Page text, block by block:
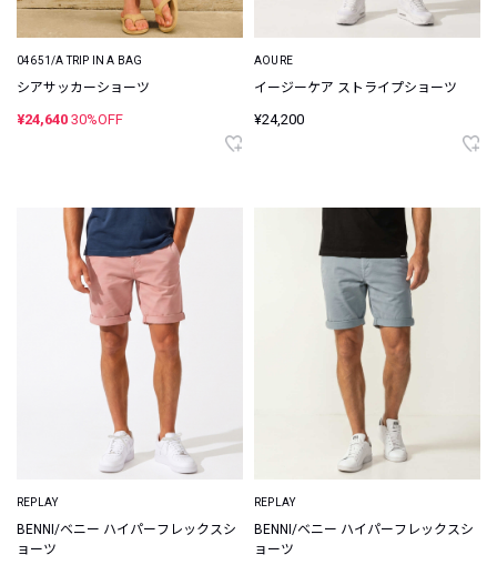
04651/A TRIP IN A BAG
シアサッカーショーツ
¥24,640 30%OFF
AOURE
イージーケア ストライプショーツ
¥24,200
REPLAY
BENNI/ベニー ハイパーフレックスシ
ョーツ
REPLAY
BENNI/ベニー ハイパーフレックスシ
ョーツ